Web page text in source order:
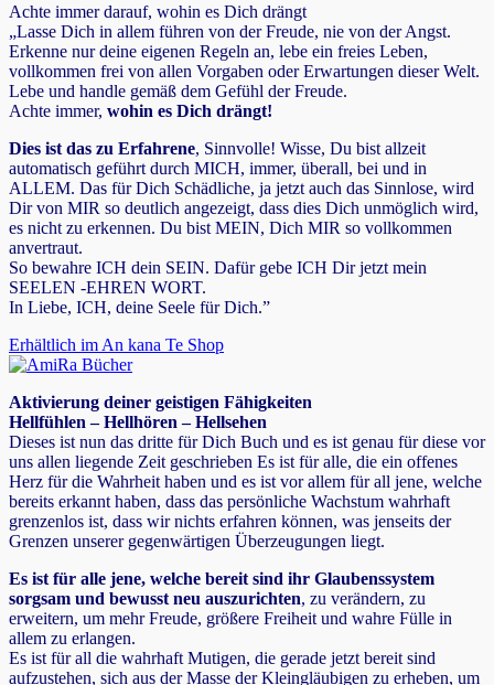
Achte immer darauf, wohin es Dich drängt
„Lasse Dich in allem führen von der Freude, nie von der Angst.
Erkenne nur deine eigenen Regeln an, lebe ein freies Leben,
vollkommen frei von allen Vorgaben oder Erwartungen dieser Welt.
Lebe und handle gemäß dem Gefühl der Freude.
Achte immer, wohin es Dich drängt!
Dies ist das zu Erfahrene, Sinnvolle! Wisse, Du bist allzeit
automatisch geführt durch MICH, immer, überall, bei und in
ALLEM. Das für Dich Schädliche, ja jetzt auch das Sinnlose, wird
Dir von MIR so deutlich angezeigt, dass dies Dich unmöglich wird,
es nicht zu erkennen. Du bist MEIN, Dich MIR so vollkommen
anvertraut.
So bewahre ICH dein SEIN. Dafür gebe ICH Dir jetzt mein
SEELEN -EHREN WORT.
In Liebe, ICH, deine Seele für Dich.”
Erhältlich im An kana Te Shop
Aktivierung deiner geistigen Fähigkeiten
Hellfühlen – Hellhören – Hellsehen
Dieses ist nun das dritte für Dich Buch und es ist genau für diese vor
uns allen liegende Zeit geschrieben Es ist für alle, die ein offenes
Herz für die Wahrheit haben und es ist vor allem für all jene, welche
bereits erkannt haben, dass das persönliche Wachstum wahrhaft
grenzenlos ist, dass wir nichts erfahren können, was jenseits der
Grenzen unserer gegenwärtigen Überzeugungen liegt.
Es ist für alle jene, welche bereit sind ihr Glaubenssystem
sorgsam und bewusst neu auszurichten, zu verändern, zu
erweitern, um mehr Freude, größere Freiheit und wahre Fülle in
allem zu erlangen.
Es ist für all die wahrhaft Mutigen, die gerade jetzt bereit sind
aufzustehen, sich aus der Masse der Kleingläubigen zu erheben, um